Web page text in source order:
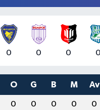
0 0 0 0
O G B M Av
0 0 0 0 0